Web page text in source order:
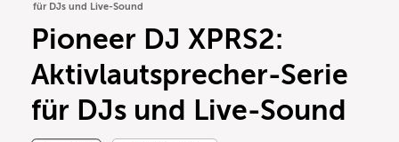
für DJs und Live-Sound
Pioneer DJ XPRS2:
Aktivlautsprecher-Serie
für DJs und Live-Sound